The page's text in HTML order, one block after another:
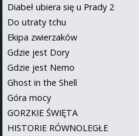
Diabeł ubiera się u Prady 2
Do utraty tchu
Ekipa zwierzaków
Gdzie jest Dory
Gdzie jest Nemo
Ghost in the Shell
Góra mocy
GORZKIE ŚWIĘTA
HISTORIE RÓWNOLEGŁE